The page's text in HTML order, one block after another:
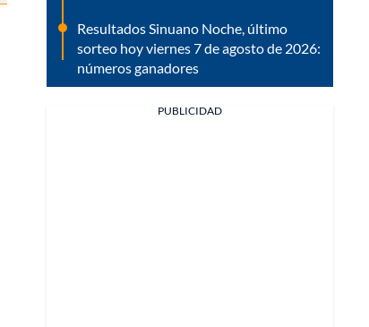
Resultados Sinuano Noche, último
sorteo hoy viernes 7 de agosto de 2026:
números ganadores
PUBLICIDAD